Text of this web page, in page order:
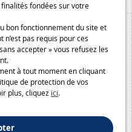
fondées sur votre
bon fonctionnement du site et
pas requis pour ces
accepter » vous refusez les
à tout moment en cliquant
de protection de vos
plus, cliquez ici.